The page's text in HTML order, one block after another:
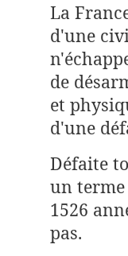
La
d'une
de
et
d'une
Défaite
un
1526
pas.